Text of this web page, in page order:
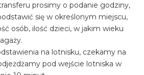
prosimy o podanie godziny,
się w określonym miejscu,
osób, ilość dzieci, w jakim wieku
na lotnisku, czekamy na
pod wejście lotniska w